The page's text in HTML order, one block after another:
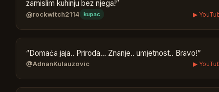
zamislim kuhinju bez njega!”
@rockwitch2114 kupac ▶
“Domaća jaja.. Priroda... Znanje.. umjetnost.. Bravo!”
@AdnanKulauzovic ▶